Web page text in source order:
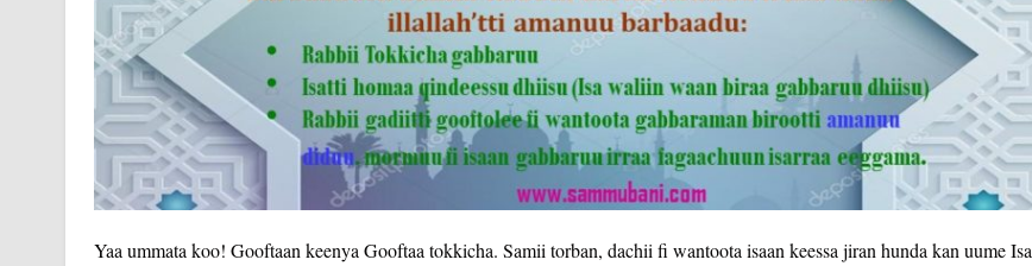
Yaa ummata koo! Gooftaan keenya Gooftaa tokkicha. Samii torban, dachii fi wantoota isaan keessa jiran hunda kan uume Isa